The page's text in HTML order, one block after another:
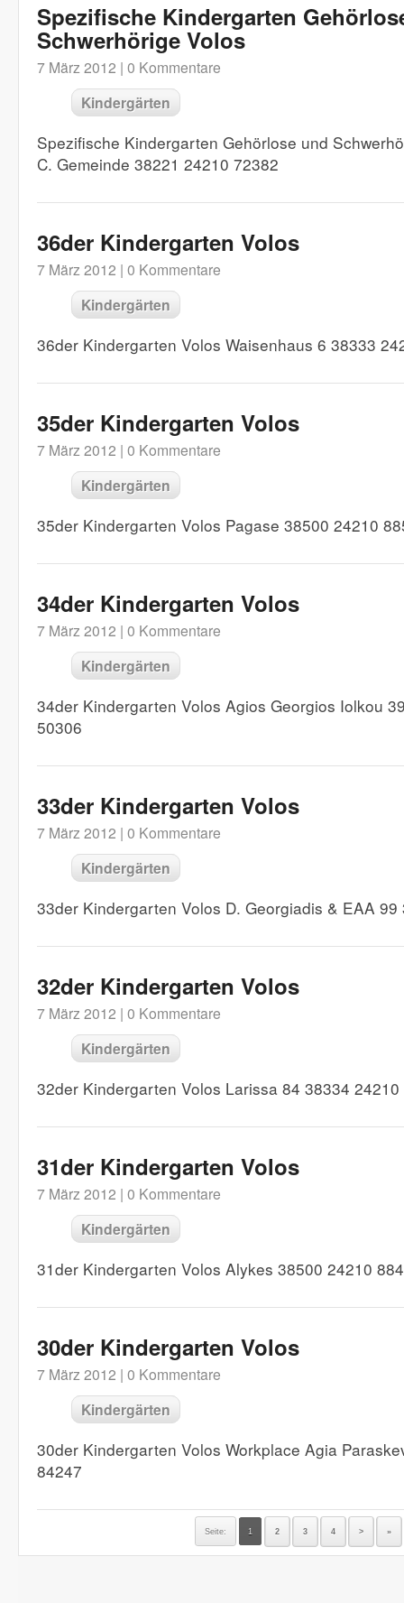
Spezifische Kindergarten
Schwerhörige Volos
7 März 2012 | 0 Kommentare
Kindergärten
Spezifische Kindergarten Gehörlose und
C. Gemeinde 38221 24210 72382
36der Kindergarten Volos
7 März 2012 | 0 Kommentare
Kindergärten
36der Kindergarten Volos Waisenhaus 6 38333
35der Kindergarten Volos
7 März 2012 | 0 Kommentare
Kindergärten
35der Kindergarten Volos Pagase 38500 24210
34der Kindergarten Volos
7 März 2012 | 0 Kommentare
Kindergärten
34der Kindergarten Volos Agios Georgios Iolkou
50306
33der Kindergarten Volos
7 März 2012 | 0 Kommentare
Kindergärten
33der Kindergarten Volos D. Georgiadis & EAA
32der Kindergarten Volos
7 März 2012 | 0 Kommentare
Kindergärten
32der Kindergarten Volos Larissa 84 38334
31der Kindergarten Volos
7 März 2012 | 0 Kommentare
Kindergärten
31der Kindergarten Volos Alykes 38500 24210
30der Kindergarten Volos
7 März 2012 | 0 Kommentare
Kindergärten
30der Kindergarten Volos Workplace Agia
84247
Seite: 1 2 3 4 > »